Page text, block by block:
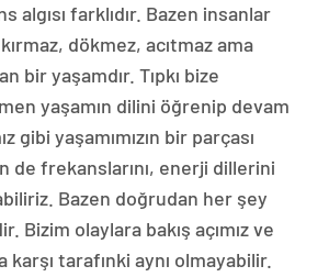
algısı farklıdır. Bazen insanlar
dökmez, acıtmaz ama
bir yaşamdır. Tıpkı bize
yaşamın dilini öğrenip devam
gibi yaşamımızın bir parçası
de frekanslarını, enerji dillerini
Bazen doğrudan her şey
Bizim olaylara bakış açımız ve
tarafınki aynı olmayabilir.